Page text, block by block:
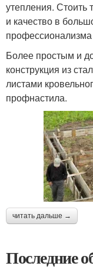
утепления. Стоить
и качество в
Более простым и
конструкция из
листами
профнастила.
читать дальше →
Последние